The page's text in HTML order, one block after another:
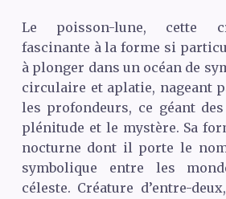
Le poisson-lune, cette
fascinante à la forme si
à plonger dans un océan de
circulaire et aplatie, nageant
les profondeurs, ce géant
plénitude et le mystère. Sa
nocturne dont il porte le
symbolique entre les
céleste. Créature d’entre-